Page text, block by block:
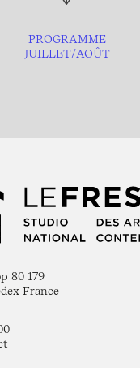
PROGRAMME
JUILLET/AOÛT
80 179
France